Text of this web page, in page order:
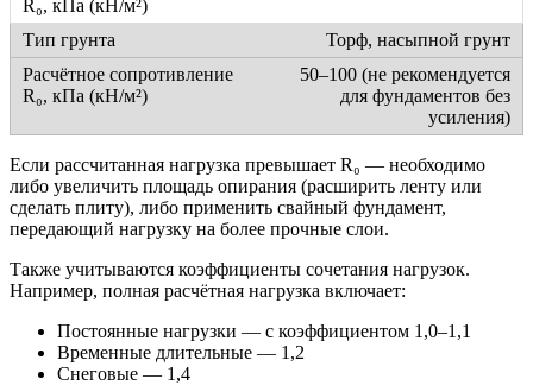
Торф, насыпной грунт
50–100 (не рекомендуется
для фундаментов без
усиления)
Если рассчитанная нагрузка превышает R₀ — необходимо
либо увеличить площадь опирания (расширить ленту или
сделать плиту), либо применить свайный фундамент,
передающий нагрузку на более прочные слои.
Также учитываются коэффициенты сочетания нагрузок.
Например, полная расчётная нагрузка включает:
Постоянные нагрузки — с коэффициентом 1,0–1,1
Временные длительные — 1,2
Снеговые — 1,4